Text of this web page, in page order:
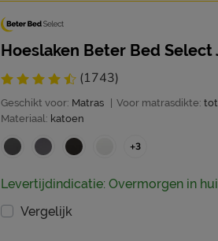
Hoeslaken Beter Bed Select
(1743)
Geschikt voor: Matras Voor matrasdikte:
Materiaal: katoen
+3
Levertijdindicatie: Overmorgen in
Vergelijk